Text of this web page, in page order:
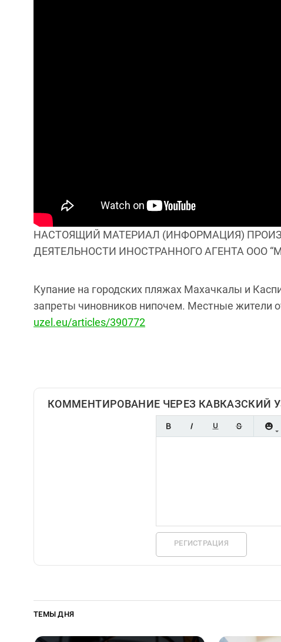
НАСТОЯЩИЙ МАТЕРИАЛ (ИНФОРМАЦИЯ)
ДЕЯТЕЛЬНОСТИ ИНОСТРАННОГО АГЕНТА ООО
Купание на городских пляжах Махачкалы и
запреты чиновников нипочем. Местные жители
uzel.eu/articles/390772
КОММЕНТИРОВАНИЕ ЧЕРЕЗ КАВКАЗСКИЙ
РЕГИСТРАЦИЯ
ТЕМЫ ДНЯ